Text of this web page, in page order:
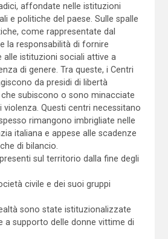
affondate nelle istituzioni
e politiche del paese. Sulle spalle
come rappresentate dal
la responsabilità di fornire
istituzioni sociali attive a
di genere. Tra queste, i Centri
da presidi di libertà
subiscono o sono minacciate
violenza. Questi centri necessitano
rimangono imbrigliate nelle
italiana e appese alle scadenze
di bilancio.
sul territorio dalla fine degli
civile e dei suoi gruppi
sono state istituzionalizzate
a supporto delle donne vittime di